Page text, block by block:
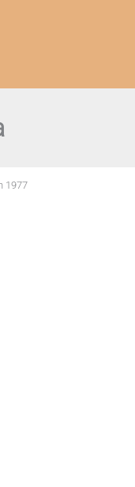
1977